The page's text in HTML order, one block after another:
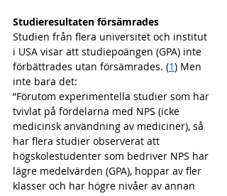
Studieresultaten försämrades
Studien från flera universitet och institut
i USA visar att studiepoängen (GPA) inte
förbättrades utan försämrades. (1) Men
inte bara det:
”Förutom experimentella studier som har
tvivlat på fördelarna med NPS (icke
medicinsk användning av mediciner), så
har flera studier observerat att
högskolestudenter som bedriver NPS har
lägre medelvärden (GPA), hoppar av fler
klasser och har högre nivåer av annan